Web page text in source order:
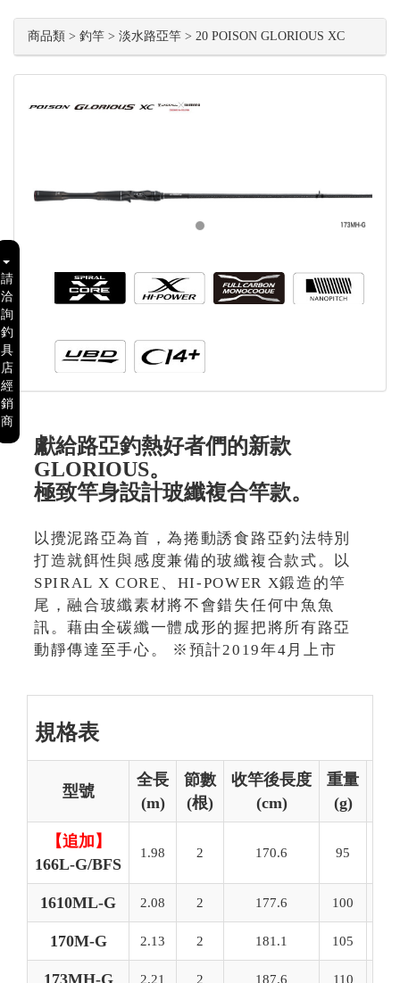
請
洽
詢
釣
具
店
經
銷
商
商品類 > 釣竿 > 淡水路亞竿 > 20 POISON GLORIOUS XC
獻給路亞釣熱好者們的新款
GLORIOUS。
極致竿身設計玻纖複合竿款。
以攪泥路亞為首，為捲動誘食路亞釣法特別
打造就餌性與感度兼備的玻纖複合款式。以
SPIRAL X CORE、HI-POWER X鍛造的竿
尾，融合玻纖素材將不會錯失任何中魚魚
訊。藉由全碳纖一體成形的握把將所有路亞
動靜傳達至手心。 ※預計2019年4月上市
規格表
型號
全長
(m)
節數
(根)
收竿後長度
(cm)
重量
(g)
【追加】
166L-G/BFS
1.98 2 170.6 95
1610ML-G 2.08 2 177.6 100
170M-G 2.13 2 181.1 105
173MH-G 2.21 2 187.6 110